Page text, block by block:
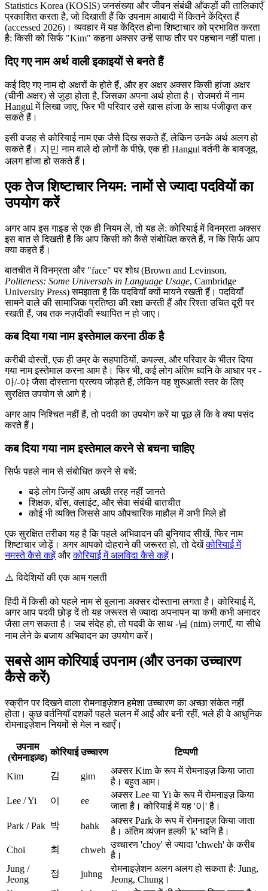
Statistics Korea (KOSIS) जनसंख्या और जीवन संबंधी आँकड़ों की तालिकाएँ
प्रकाशित करता है, जो दिखाती हैं कि उपनाम आबादी में कितने केंद्रित हैं
(accessed 2026)। व्यवहार में यह केंद्रित होना शिष्टाचार को प्रभावित करता
है: किसी को सिर्फ "Kim" कहना अक्सर उन्हें साफ तौर पर पहचान नहीं पाता।
दिए गए नाम अर्थ वाली इकाइयों से बनते हैं
कई दिए गए नाम दो अक्षरों के होते हैं, और हर अक्षर अक्सर किसी हांजा अक्षर
(चीनी अक्षर) से जुड़ा होता है, जिसका अपना अर्थ होता है। रोजमर्रा में नाम
Hangul में लिखा जाए, फिर भी परिवार उसे खास हांजा के साथ पंजीकृत कर
सकते हैं।
इसी वजह से कोरियाई नाम एक जैसे दिख सकते हैं, लेकिन उनके अर्थ अलग हो
सकते हैं। 지민 नाम वाले दो लोगों के पीछे, एक ही Hangul वर्तनी के बावजूद,
अलग हांजा हो सकते हैं।
एक तेज शिष्टाचार नियम: नामों से ज्यादा पदवियों का
उपयोग करें
अगर आप इस गाइड से एक ही नियम लें, तो यह लें: कोरियाई में विनम्रता अक्सर
इस बात से दिखती है कि आप किसी को कैसे संबोधित करते हैं, न कि सिर्फ आप
क्या कहते हैं।
बातचीत में विनम्रता और "face" पर शोध (Brown and Levinson,
Politeness: Some Universals in Language Usage, Cambridge
University Press) समझाता है कि पदवियाँ क्यों मायने रखती हैं। पदवियाँ
सामने वाले की सामाजिक प्रतिष्ठा की रक्षा करती हैं और रिश्ता उचित दूरी पर
रखती हैं, जब तक नज़दीकी स्थापित न हो जाए।
कब दिया गया नाम इस्तेमाल करना ठीक है
करीबी दोस्तों, एक ही उम्र के सहपाठियों, कपल्स, और परिवार के भीतर दिया
गया नाम इस्तेमाल करना आम है। फिर भी, कई लोग अंतिम ध्वनि के आधार पर -
아/-야 जैसा दोस्ताना प्रत्यय जोड़ते हैं, लेकिन यह शुरुआती स्तर के लिए
सुरक्षित उपयोग से आगे है।
अगर आप निश्चित नहीं हैं, तो पदवी का उपयोग करें या पूछ लें कि वे क्या पसंद
करते हैं।
कब दिया गया नाम इस्तेमाल करने से बचना चाहिए
सिर्फ पहले नाम से संबोधित करने से बचें:
बड़े लोग जिन्हें आप अच्छी तरह नहीं जानते
शिक्षक, बॉस, क्लाइंट, और सेवा संबंधी बातचीत
कोई भी व्यक्ति जिससे आप औपचारिक माहौल में अभी मिले हों
एक सुरक्षित तरीका यह है कि पहले अभिवादन की बुनियाद सीखें, फिर नाम
शिष्टाचार जोड़ें। अगर आपको दोहराने की जरूरत हो, तो देखेंकोरियाई में
नमस्ते कैसे कहें औरकोरियाई में अलविदा कैसे कहें ।
⚠️ विदेशियों की एक आम गलती
हिंदी में किसी को पहले नाम से बुलाना अक्सर दोस्ताना लगता है। कोरियाई में,
अगर आप पदवी छोड़ दें तो यह जरूरत से ज्यादा अपनापन या कभी कभी अनादर
जैसा लग सकता है। जब संदेह हो, तो पदवी के साथ -님 (nim) लगाएँ, या सीधे
नाम लेने के बजाय अभिवादन का उपयोग करें।
सबसे आम कोरियाई उपनाम (और उनका उच्चारण
कैसे करें)
स्क्रीन पर दिखने वाला रोमनाइज़ेशन हमेशा उच्चारण का अच्छा संकेत नहीं
होता। कुछ वर्तनियाँ दशकों पहले चलन में आईं और बनी रहीं, भले ही वे आधुनिक
रोमनाइज़ेशन नियमों से मेल न खाएँ।
उपनाम
(रोमनाइज़्ड)
कोरियाई उच्चारण टिप्पणी
Kim 김 gim
अक्सर Kim के रूप में रोमनाइज़ किया जाता
है। बहुत आम।
Lee / Yi
이 ee
अक्सर Lee या Yi के रूप में रोमनाइज़ किया
जाता है। कोरियाई में यह '이' है।
Park / Pak 박 bahk
अक्सर Park के रूप में रोमनाइज़ किया जाता
है। अंतिम व्यंजन हल्की 'k' ध्वनि है।
Choi
최 chweh
उच्चारण 'choy' से ज्यादा 'chweh' के करीब
है।
Jung /
Jeong
정 juhng
रोमनाइज़ेशन अलग अलग हो सकता है: Jung,
Jeong, Chung।